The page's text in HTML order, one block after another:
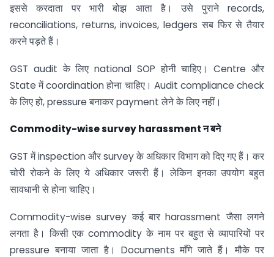
इससे करदाता पर भारी बोझ आता है। उसे पुराने records,
reconciliations, returns, invoices, ledgers सब फिर से तैयार
करने पड़ते हैं।
GST audit के लिए national SOP होनी चाहिए। Centre और
State में coordination होना चाहिए। Audit compliance check
के लिए हो, pressure बनाकर payment लेने के लिए नहीं।
Commodity-wise survey harassmentन बने
GST में inspection और survey के अधिकार विभाग को दिए गए हैं। कर
चोरी रोकने के लिए ये अधिकार जरूरी हैं। लेकिन इनका उपयोग बहुत
सावधानी से होना चाहिए।
Commodity-wise survey कई बार harassment जैसा लगने
लगता है। किसी एक commodity के नाम पर बहुत से व्यापारियों पर
pressure बनाया जाता है। Documents माँगे जाते हैं। मौके पर